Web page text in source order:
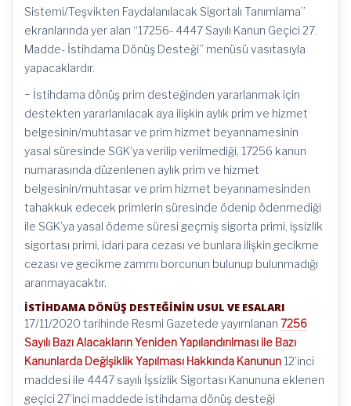
Sistemi/Teşvikten Faydalanılacak Sigortalı Tanımlama”
ekranlarında yer alan “17256- 4447 Sayılı Kanun Geçici 27.
Madde- İstihdama Dönüş Desteği” menüsü vasıtasıyla
yapacaklardır.
− İstihdama dönüş prim desteğinden yararlanmak için
destekten yararlanılacak aya ilişkin aylık prim ve hizmet
belgesinin/muhtasar ve prim hizmet beyannamesinin
yasal süresinde SGK’ya verilip verilmediği, 17256 kanun
numarasında düzenlenen aylık prim ve hizmet
belgesinin/muhtasar ve prim hizmet beyannamesinden
tahakkuk edecek primlerin süresinde ödenip ödenmediği
ile SGK’ya yasal ödeme süresi geçmiş sigorta primi, işsizlik
sigortası primi, idari para cezası ve bunlara ilişkin gecikme
cezası ve gecikme zammı borcunun bulunup bulunmadığı
aranmayacaktır.
İSTİHDAMA DÖNÜŞ DESTEĞİNİN USUL VE ESALARI
17/11/2020 tarihinde Resmi Gazetede yayımlanan 7256
Sayılı Bazı Alacakların Yeniden Yapılandırılması ile Bazı
Kanunlarda Değişiklik Yapılması Hakkında Kanunun 12’inci
maddesi ile 4447 sayılı İşsizlik Sigortası Kanununa eklenen
geçici 27’inci maddede istihdama dönüş desteği